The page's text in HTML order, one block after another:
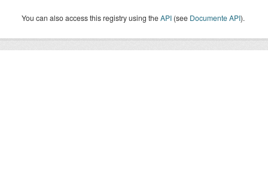
You can also access this registry using theAPI (see Documente API).